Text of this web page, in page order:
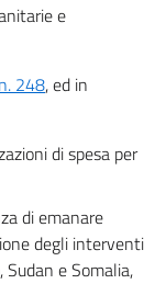
e
248, ed in
di spesa per
di emanare
degli interventi
e Somalia,